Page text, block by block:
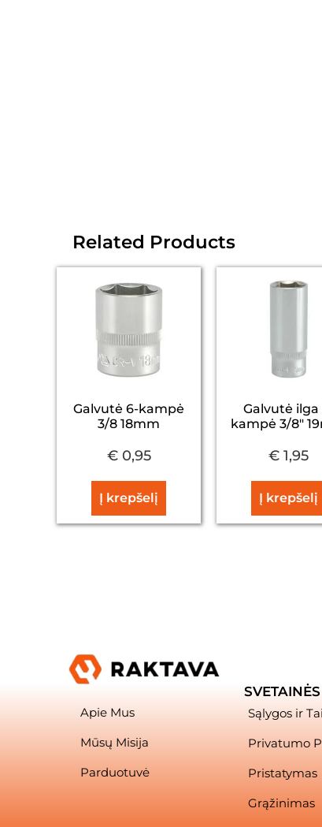
Related Products
Galvutė 6-kampė
3/8 18mm
€0,95
Į krepšelį
Galvutė ilga
kampė 3/8″
€ 1,95
Į krepšelį
Apie Mus
Mūsų Misija
Parduotuvė
Sąlygos ir
Privatumo
Pristatymas
Grąžinimas